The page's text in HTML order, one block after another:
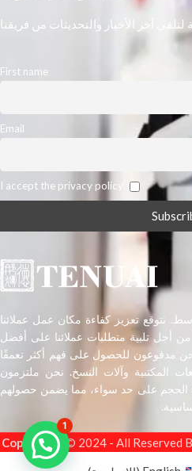
لتلقي آخر الأخبار والتحديثات من فريقنا
First name
Email
نتوقع تعزيز كفاءة مكان عمل عملائنا
أجل تلبية متطلبات عملائنا على أفضل
نحن مدفوعون للحصول على فهم أكثر تعمقًا
المكتبية وآلات النسخ. نحن ملتزمون
الحجم على حد سواء، مما يضمن حصولهم
Copyrights © 2024 - All Reserved
1